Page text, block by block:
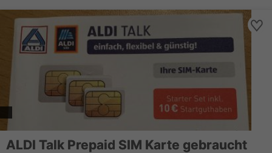
ALDI Talk Prepaid SIM Karte gebraucht